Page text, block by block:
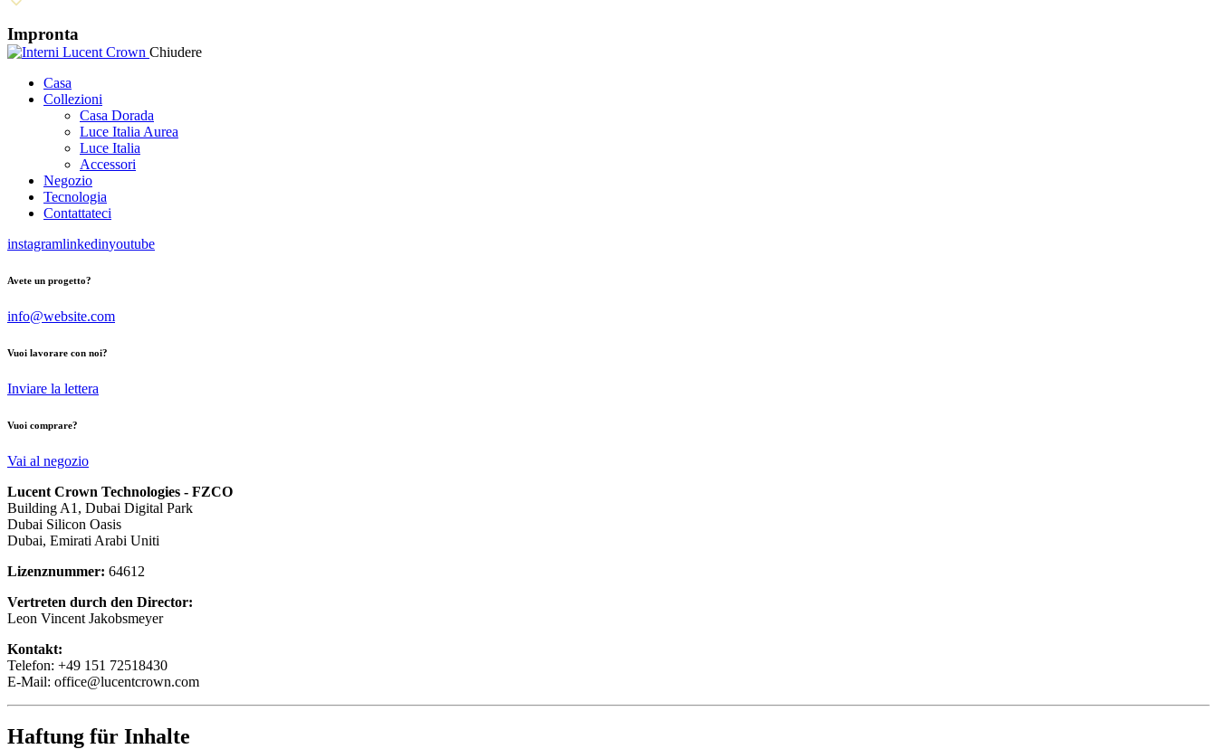
Impronta
Chiudere
Casa
Collezioni
Casa Dorada
Luce Italia Aurea
Luce Italia
Accessori
Negozio
Tecnologia
Contattateci
instagramlinkedinyoutube
Avete un progetto?
info@website.com
Vuoi lavorare con noi?
Inviare la lettera
Vuoi comprare?
Vai al negozio
Lucent Crown Technologies - FZCO
Building A1, Dubai Digital Park
Dubai Silicon Oasis
Dubai, Emirati Arabi Uniti
Lizenznummer: 64612
Vertreten durch den Director:
Leon Vincent Jakobsmeyer
Kontakt:
Telefon: +49 151 72518430
E-Mail: office@lucentcrown.com
Haftung für Inhalte